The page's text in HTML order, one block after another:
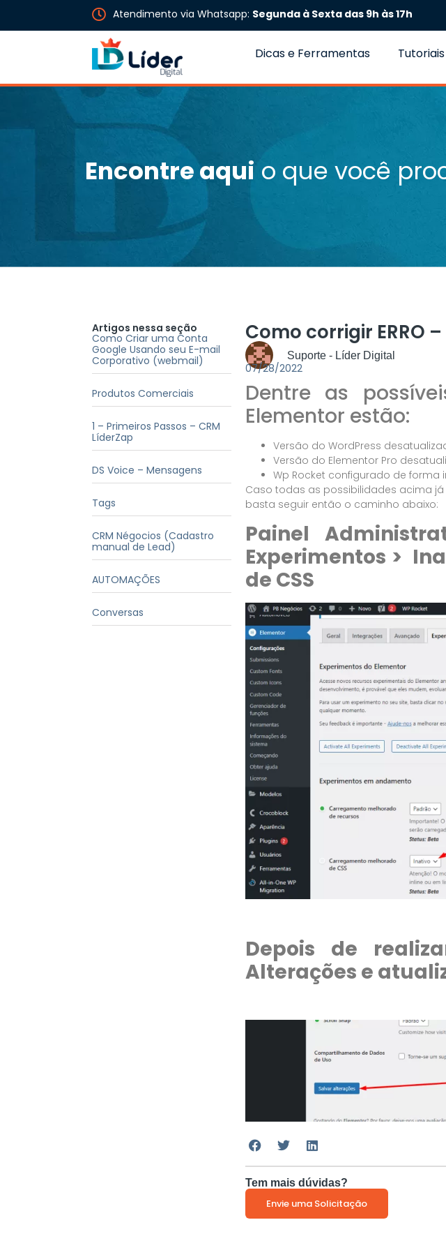
Atendimento via Whatsapp: Segunda à Sexta das 9h às 17h
Dicas e Ferramentas Tutoriais
Encontre aquio que você
Artigos nessa seção
Como Criar uma Conta
Google Usando seu E-mail
Corporativo (webmail)
Produtos Comerciais
1 – Primeiros Passos – CRM
LíderZap
DS Voice – Mensagens
Tags
CRM Négocios (Cadastro
manual de Lead)
AUTOMAÇÕES
Conversas
Como corrigir ERRO
Suporte - Líder Digital
07/28/2022
Dentre as
Elementor estão:
Versão do WordPress
Versão do Elementor Pro
Wp Rocket configurado de
Caso todas as possibilidades acima
basta seguir então o caminho abaixo:
Painel
Experimentos >
de CSS
Depois de
Alterações e
Tem mais dúvidas?
Envie uma Solicitação